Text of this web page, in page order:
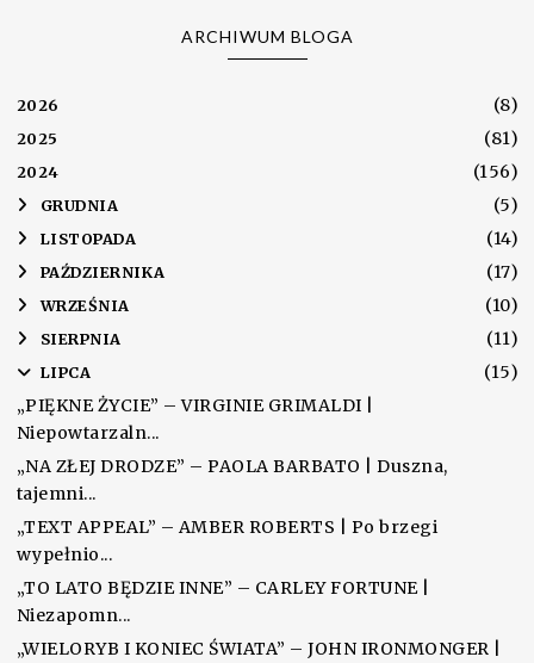
ARCHIWUM BLOGA
2026 (8)
2025 (81)
2024 (156)
► GRUDNIA (5)
► LISTOPADA (14)
► PAŹDZIERNIKA (17)
► WRZEŚNIA (10)
► SIERPNIA (11)
▼ LIPCA
(15)
„PIĘKNE ŻYCIE” – VIRGINIE GRIMALDI |
Niepowtarzaln...
„NA ZŁEJ DRODZE” – PAOLA BARBATO | Duszna,
tajemni...
„TEXT APPEAL” – AMBER ROBERTS | Po brzegi
wypełnio...
„TO LATO BĘDZIE INNE” – CARLEY FORTUNE |
Niezapomn...
„WIELORYB I KONIEC ŚWIATA” – JOHN IRONMONGER |